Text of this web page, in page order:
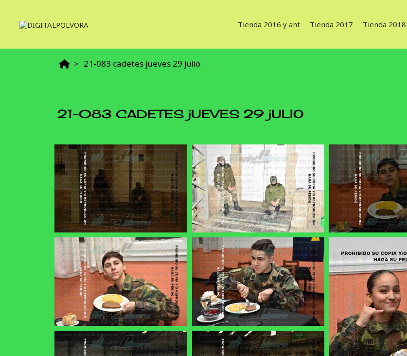
Tienda 2016 y ant Tienda 2017 Tienda 2018
21-083 cadetes jueves 29 julio
21-083 CADETES jUEVES 29 jULIO